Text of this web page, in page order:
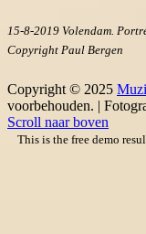
15-8-2019 Volendam.
Copyright Paul Bergen
Copyright © 2025
voorbehouden. |
Scroll naar boven
This is the free demo